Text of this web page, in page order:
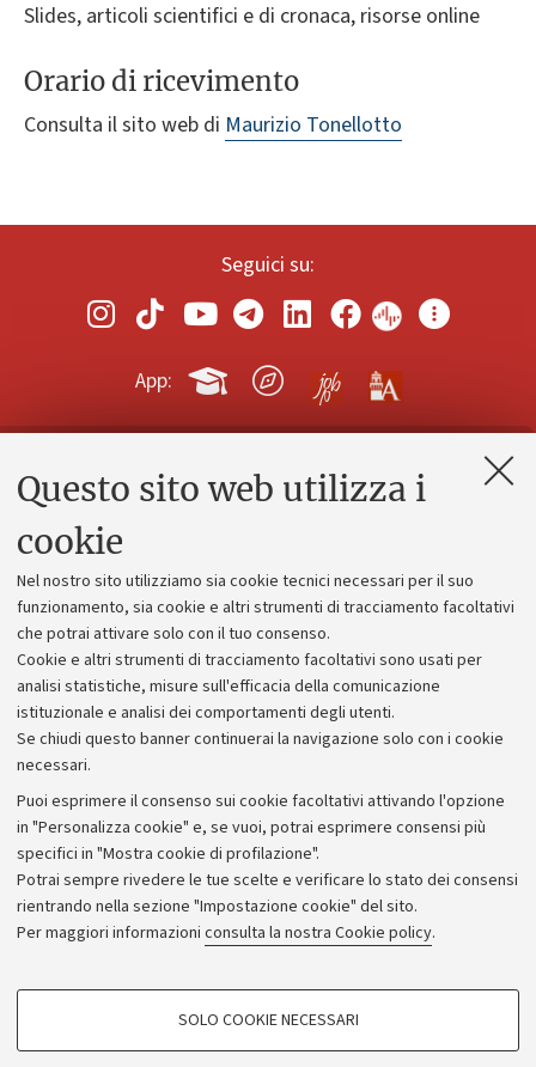
Questo sito web utilizza i
cookie
Nel nostro sito utilizziamo sia cookie tecnici necessari per il suo
funzionamento, sia cookie e altri strumenti di tracciamento facoltativi
che potrai attivare solo con il tuo consenso.
Cookie e altri strumenti di tracciamento facoltativi sono usati per
analisi statistiche, misure sull'efficacia della comunicazione
istituzionale e analisi dei comportamenti degli utenti.
Se chiudi questo banner continuerai la navigazione solo con i cookie
necessari.
Puoi esprimere il consenso sui cookie facoltativi attivando l'opzione
in "Personalizza cookie" e, se vuoi, potrai esprimere consensi più
specifici in "Mostra cookie di profilazione".
Potrai sempre rivedere le tue scelte e verificare lo stato dei consensi
rientrando nella sezione "Impostazione cookie" del sito.
Per maggiori informazioni consulta la nostra Cookie policy.
COOKIE DI PROFILAZIONE - FACOLTATIVI
SOLO COOKIE NECESSARI
Slides, articoli scientifici e di cronaca, risorse online
Orario di ricevimento
Consulta il sito web di Maurizio Tonellotto
Seguici su:
App:
Contatti e PEC
Alumni community
Piano strategico
Bilanci
Donazioni e 5x1000
Bandi, gare e concorsi
Albo online
Amministrazione trasparente
Atti di notifica
Informazioni sul sito e accessibilità
Dichiarazione di accessibilità
Privacy e note legali